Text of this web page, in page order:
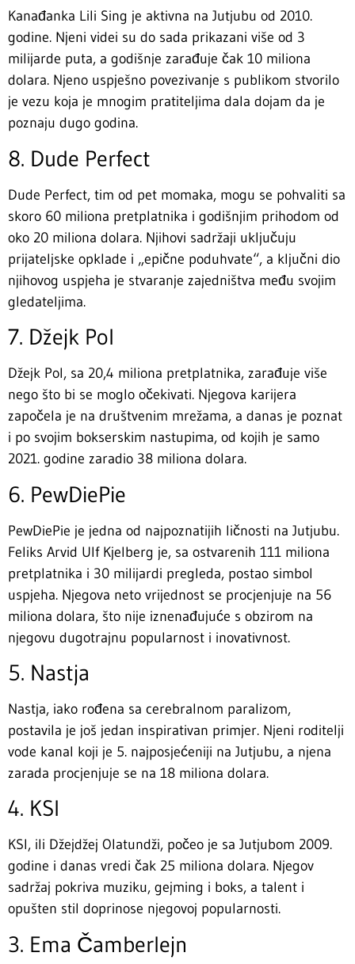
Kanađanka Lili Sing je aktivna na Jutjubu od 2010.
godine. Njeni videi su do sada prikazani više od 3
milijarde puta, a godišnje zarađuje čak 10 miliona
dolara. Njeno uspješno povezivanje s publikom stvorilo
je vezu koja je mnogim pratiteljima dala dojam da je
poznaju dugo godina.
8. Dude Perfect
Dude Perfect, tim od pet momaka, mogu se pohvaliti sa
skoro 60 miliona pretplatnika i godišnjim prihodom od
oko 20 miliona dolara. Njihovi sadržaji uključuju
prijateljske opklade i „epične poduhvate“, a ključni dio
njihovog uspjeha je stvaranje zajedništva među svojim
gledateljima.
7. Džejk Pol
Džejk Pol, sa 20,4 miliona pretplatnika, zarađuje više
nego što bi se moglo očekivati. Njegova karijera
započela je na društvenim mrežama, a danas je poznat
i po svojim bokserskim nastupima, od kojih je samo
2021. godine zaradio 38 miliona dolara.
6. PewDiePie
PewDiePie je jedna od najpoznatijih ličnosti na Jutjubu.
Feliks Arvid Ulf Kjelberg je, sa ostvarenih 111 miliona
pretplatnika i 30 milijardi pregleda, postao simbol
uspjeha. Njegova neto vrijednost se procjenjuje na 56
miliona dolara, što nije iznenađujuće s obzirom na
njegovu dugotrajnu popularnost i inovativnost.
5. Nastja
Nastja, iako rođena sa cerebralnom paralizom,
postavila je još jedan inspirativan primjer. Njeni roditelji
vode kanal koji je 5. najposjećeniji na Jutjubu, a njena
zarada procjenjuje se na 18 miliona dolara.
4. KSI
KSI, ili Džejdžej Olatundži, počeo je sa Jutjubom 2009.
godine i danas vredi čak 25 miliona dolara. Njegov
sadržaj pokriva muziku, gejming i boks, a talent i
opušten stil doprinose njegovoj popularnosti.
3. Ema Čamberlejn